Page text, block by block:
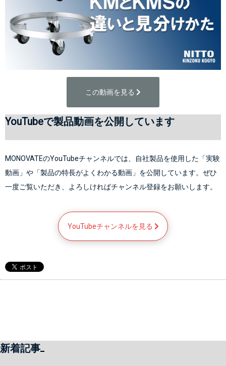
この動画を見る
YouTubeで製品動画を公開しています
MONOVATEのYouTubeチャンネルでは、自社製品を使用した「実験
動画」や「製品の特長がよくわかる動画」を公開しています。ぜひ
一度ご覧いただき、よろしければチャンネル登録をお願いします。
YouTubeチャンネルを見る
新着記事